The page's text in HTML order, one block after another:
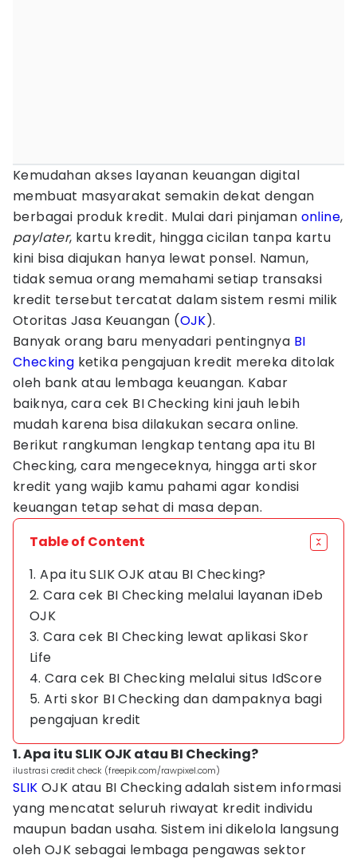
Kemudahan akses layanan keuangan digital
membuat masyarakat semakin dekat dengan
berbagai produk kredit. Mulai dari pinjaman online,
paylater, kartu kredit, hingga cicilan tanpa kartu
kini bisa diajukan hanya lewat ponsel. Namun,
tidak semua orang memahami setiap transaksi
kredit tersebut tercatat dalam sistem resmi milik
Otoritas Jasa Keuangan (OJK).
Banyak orang baru menyadari pentingnya BI
Checking ketika pengajuan kredit mereka ditolak
oleh bank atau lembaga keuangan. Kabar
baiknya, cara cek BI Checking kini jauh lebih
mudah karena bisa dilakukan secara online.
Berikut rangkuman lengkap tentang apa itu BI
Checking, cara mengeceknya, hingga arti skor
kredit yang wajib kamu pahami agar kondisi
keuangan tetap sehat di masa depan.
Table of Content
1. Apa itu SLIK OJK atau BI Checking?
2. Cara cek BI Checking melalui layanan iDeb
OJK
3. Cara cek BI Checking lewat aplikasi Skor
Life
4. Cara cek BI Checking melalui situs IdScore
5. Arti skor BI Checking dan dampaknya bagi
pengajuan kredit
1. Apa itu SLIK OJK atau BI Checking?
ilustrasi credit check (freepik.com/rawpixel.com)
SLIK OJK atau BI Checking adalah sistem informasi
yang mencatat seluruh riwayat kredit individu
maupun badan usaha. Sistem ini dikelola langsung
oleh OJK sebagai lembaga pengawas sektor